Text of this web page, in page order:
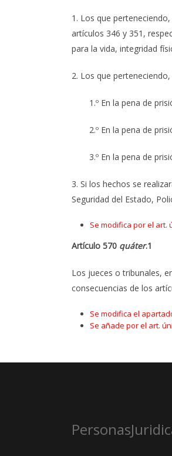
1. Los que
artículos 346 y 351,
para la vida, integridad
2. Los que
1.º En la pena de
2.º En la pena de
3.º En la pena de
3. Si los hechos se
Seguridad del Estado,
Se modifica por el art.
Artículo 570 quáter.1
Los jueces o tribunales,
consecuencias de los
Se modifica el
Se añade por el art.